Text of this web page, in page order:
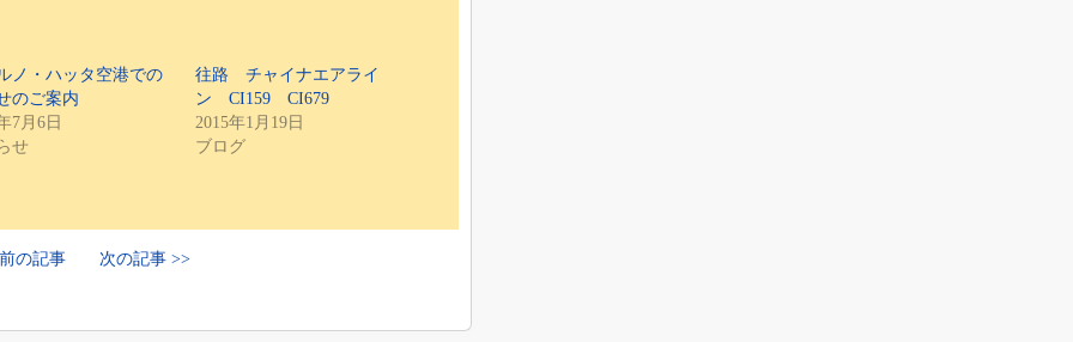
ノ・ハッタ空港での
のご案内
7月6日
せ
往路 チャイナエアライ
ン CI159 CI679
2015年1月19日
ブログ
の記事 次の記事 >>